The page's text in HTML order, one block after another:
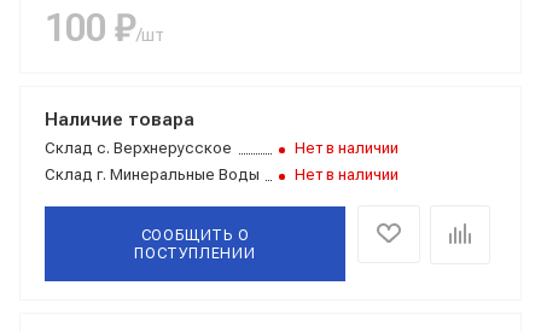
100 ₽/шт
Наличие товара
Склад с. Верхнерусское
Нет в наличии
Склад г. Минеральные Воды Нет в наличии
СООБЩИТЬ О
ПОСТУПЛЕНИИ